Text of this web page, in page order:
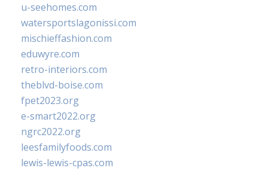
u-seehomes.com
watersportslagonissi.com
mischieffashion.com
eduwyre.com
retro-interiors.com
theblvd-boise.com
fpet2023.org
e-smart2022.org
ngrc2022.org
leesfamilyfoods.com
lewis-lewis-cpas.com